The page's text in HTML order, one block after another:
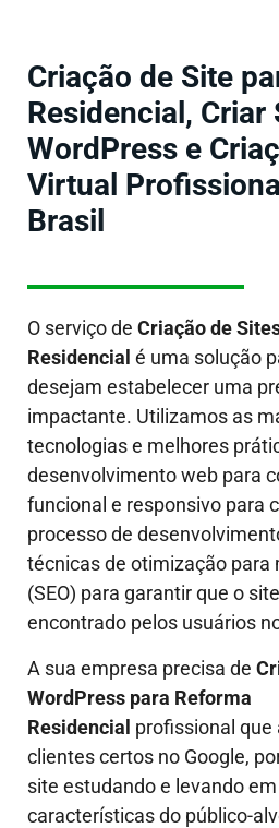
Criação de Site
Residencial, Criar
WordPress e
Virtual
Brasil
O serviço de Criação de
Residencial é uma solução
desejam estabelecer uma
impactante. Utilizamos as
tecnologias e melhores
desenvolvimento web para
funcional e responsivo para
processo de
técnicas de otimização para
(SEO) para garantir que o
encontrado pelos usuários
A sua empresa precisa de
WordPress para Reforma
Residencial profissional que
clientes certos no Google,
site estudando e levando
características do público-